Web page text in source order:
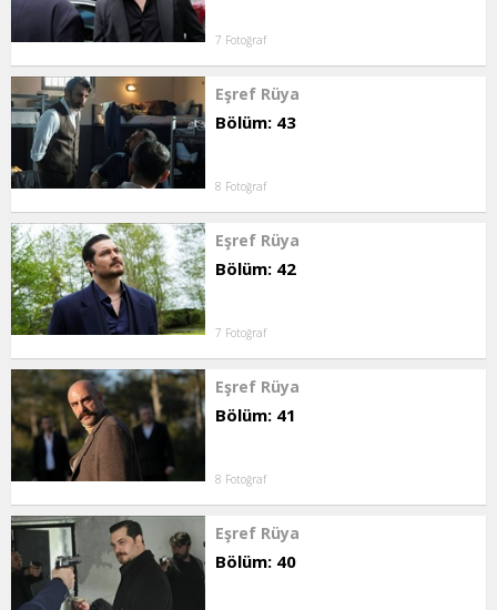
7 Fotoğraf
Eşref Rüya
Bölüm: 43
8 Fotoğraf
Eşref Rüya
Bölüm: 42
7 Fotoğraf
Eşref Rüya
Bölüm: 41
8 Fotoğraf
Eşref Rüya
Bölüm: 40